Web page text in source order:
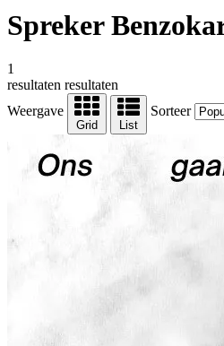
Spreker
1
resultaten resultaten
Weergave
Grid List
Sorteer